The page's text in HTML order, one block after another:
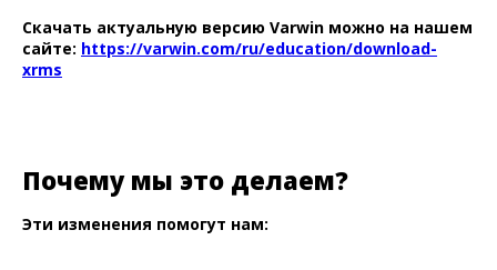
Скачать актуальную версию Varwin можно на нашем
сайте: https://varwin.com/ru/education/download-
xrms
Почему мы это делаем?
Эти изменения помогут нам: